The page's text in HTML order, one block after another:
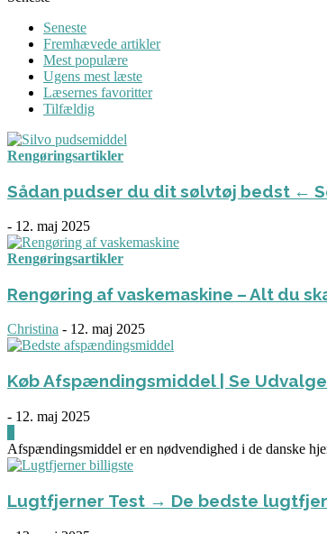
Seneste
Fremhævede artikler
Mest populære
Ugens mest læste
Læsernes favoritter
Tilfældig
Rengøringsartikler
Sådan pudser du dit sølvtøj bedst ←
- 12. maj 2025
Rengøringsartikler
Rengøring af vaskemaskine – Alt du
Christina - 12. maj 2025
Køb Afspændingsmiddel | Se
- 12. maj 2025
Afspændingsmiddel er en nødvendighed i de danske
Lugtfjerner Test → De bedste